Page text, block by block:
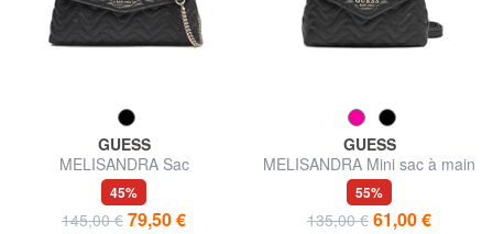
GUESS
MELISANDRA Sac
bandoulière / sac porté
travers
45%
145,00 € 79,50 €
GUESS
MELISANDRA Mini sac à main
avec bandoulière
55%
135,00 € 61,00 €